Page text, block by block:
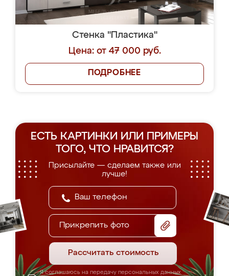
Стенка "Пластика"
Цена: от 47 000 руб.
ПОДРОБНЕЕ
ЕСТЬ КАРТИНКИ ИЛИ ПРИМЕРЫ
ТОГО, ЧТО НРАВИТСЯ?
Присылайте — сделаем также или
лучше!
Прикрепить фото
Рассчитать стоимость
Я соглашаюсь на передачу персональных данных